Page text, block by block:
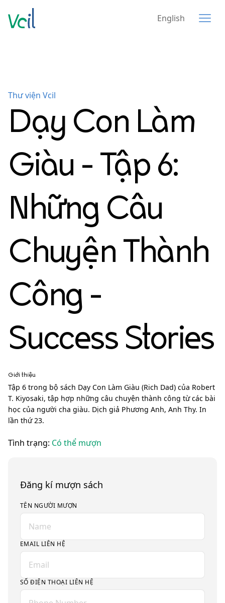
English
Thư viện Vcil
Dạy Con Làm
Giàu - Tập 6:
Những Câu
Chuyện Thành
Công -
Success Stories
Giới thiệu
Tập 6 trong bộ sách Dạy Con Làm Giàu (Rich Dad) của Robert
T. Kiyosaki, tập hợp những câu chuyện thành công từ các bài
học của người cha giàu. Dịch giả Phương Anh, Anh Thy. In
lần thứ 23.
Tình trạng: Có thể mượn
Đăng kí mượn sách
TÊN NGƯỜI MƯỢN
EMAIL LIÊN HỆ
SỐ ĐIỆN THOẠI LIÊN HỆ